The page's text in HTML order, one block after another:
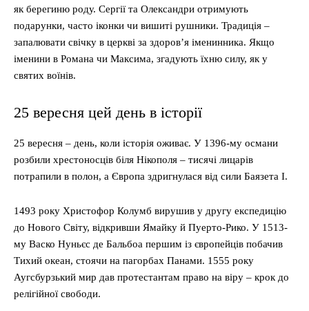
як берегиню роду. Сергії та Олександри отримують
подарунки, часто іконки чи вишиті рушники. Традиція –
запалювати свічку в церкві за здоров’я іменинника. Якщо
іменини в Романа чи Максима, згадують їхню силу, як у
святих воїнів.
25 вересня цей день в історії
25 вересня – день, коли історія оживає. У 1396-му османи
розбили хрестоносців біля Нікополя – тисячі лицарів
потрапили в полон, а Європа здригнулася від сили Баязета I.
1493 року Христофор Колумб вирушив у другу експедицію
до Нового Світу, відкривши Ямайку й Пуерто-Рико. У 1513-
му Васко Нуньєс де Бальбоа першим із європейців побачив
Тихий океан, стоячи на пагорбах Панами. 1555 року
Аугсбурзький мир дав протестантам право на віру – крок до
релігійної свободи.